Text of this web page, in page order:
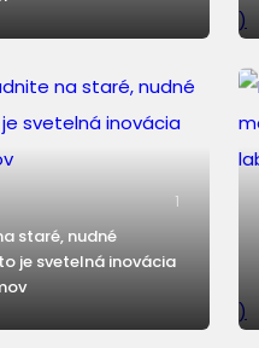
)
1
staré, nudné
je svetelná inovácia
)